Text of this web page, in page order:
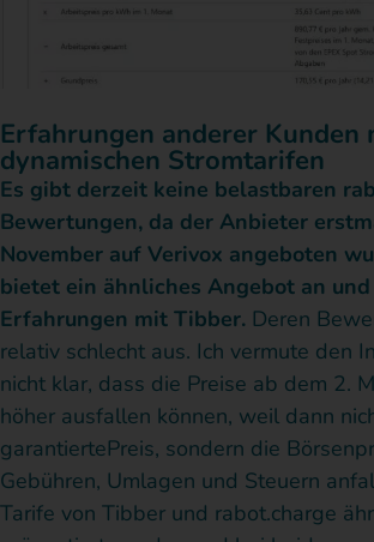
Erfahrungen anderer Kunden
dynamischen Stromtarifen
Es gibt derzeit keine belastbaren
Bewertungen, da der Anbieter
November auf Verivox angeboten
bietet ein ähnliches Angebot an
Erfahrungen mit Tibber. Deren
relativ schlecht aus. Ich vermute den
nicht klar, dass die Preise ab dem 2.
höher ausfallen können, weil dann
garantiertePreis, sondern die
Gebühren, Umlagen und Steuern
Tarife von Tibber und rabot.charge